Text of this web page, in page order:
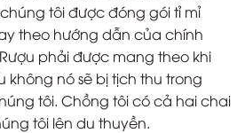
tôi được đóng gói tỉ mỉ
theo hướng dẫn của chính
phải được mang theo khi
không nó sẽ bị tịch thu trong
tôi. Chồng tôi có cả hai chai
tôi lên du thuyền.